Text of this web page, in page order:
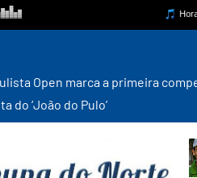
a primeira competição estadual